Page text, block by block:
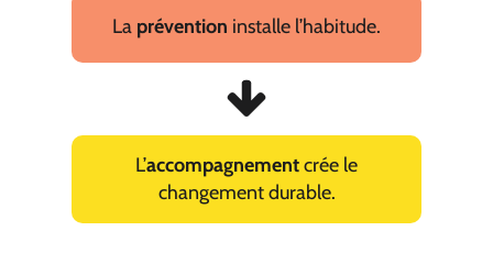
La prévention installe l’habitude.
L’accompagnementcrée le
changement durable.